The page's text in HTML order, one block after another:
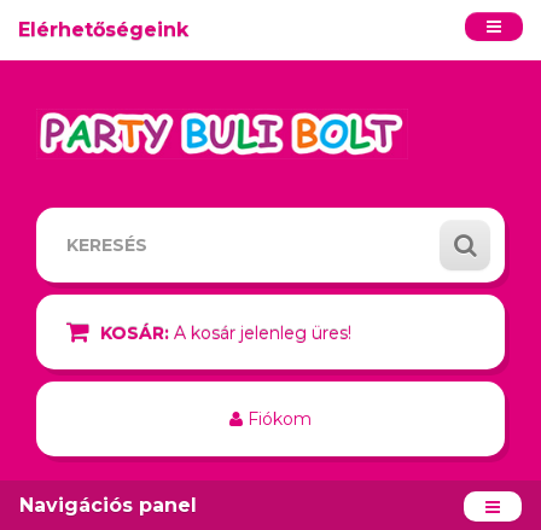
Elérhetőségeink
KOSÁR: A kosár jelenleg üres!
Fiókom
Navigációs panel